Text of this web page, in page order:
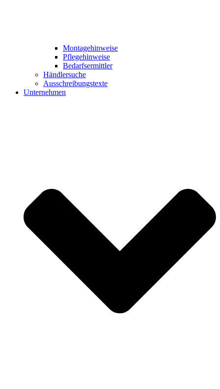
Montagehinweise
Pflegehinweise
Bedarfsermittler
Händlersuche
Ausschreibungstexte
Unternehmen